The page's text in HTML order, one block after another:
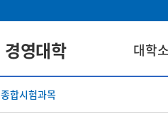
경영대학 대학
종합시험과목